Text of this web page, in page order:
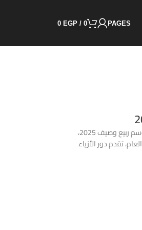
PAGES
0
/
0 EGP
ألوان الموضة النسائية في ربيع وصيف 2025: دليلكِ لاختيار الإطلالة المثاليةمع اقتراب موسم ربيع وصيف 2025،
تقدم دور الأزياء